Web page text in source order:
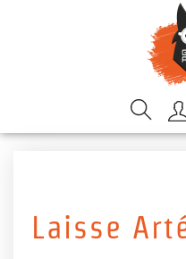
Laisse